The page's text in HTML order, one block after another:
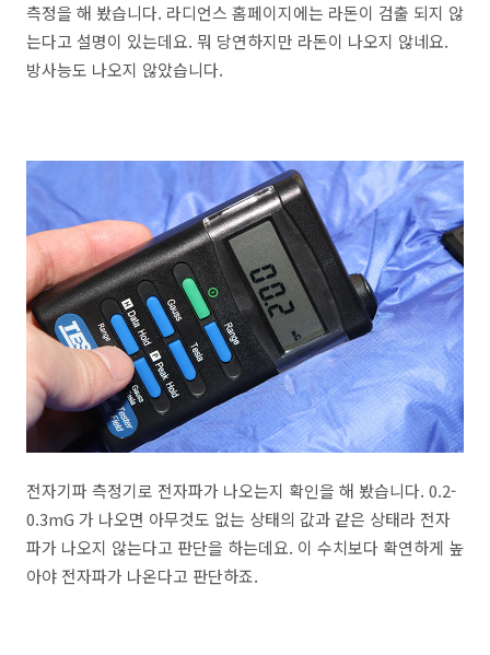
측정을 해 봤습니다. 라디언스 홈페이지에는 라돈이 검출 되지 않
는다고 설명이 있는데요. 뭐 당연하지만 라돈이 나오지 않네요.
방사능도 나오지 않았습니다.
전자기파 측정기로 전자파가 나오는지 확인을 해 봤습니다. 0.2-
0.3mG 가 나오면 아무것도 없는 상태의 값과 같은 상태라 전자
파가 나오지 않는다고 판단을 하는데요. 이 수치보다 확연하게 높
아야 전자파가 나온다고 판단하죠.